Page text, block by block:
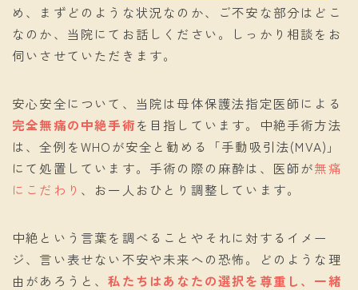
め、まずどのような状況なのか、ご不安な部分はどこ
なのか、当院にてお話しください。しっかり相談をお
伺いさせていただきます。
安心安全について、当院は母体保護法指定医師による
完全無痛の中絶手術を目指しています。中絶手術方法
は、全例をWHOが安全と勧める「手動吸引法(MVA)」
にて処置しています。手術の際の麻酔は、医師が無痛
にこだわり 、お一人おひとり調整しています。
中絶という言葉を調べることやそれに対するイメー
ジ、言い表せない不安や未来への恐怖。どのような理
由があろうと、私たちはあなたの選択を尊重し、一緒